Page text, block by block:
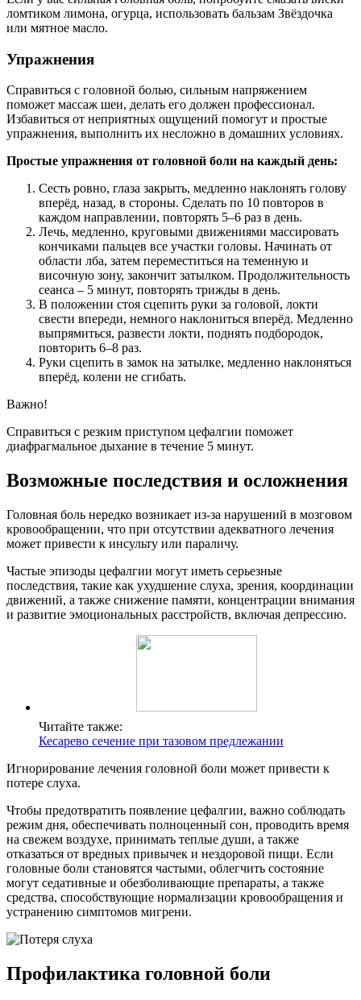
ломтиком лимона, огурца, использовать бальзам Звёздочка
или мятное масло.
Упражнения
Справиться с головной болью, сильным напряжением
поможет массаж шеи, делать его должен профессионал.
Избавиться от неприятных ощущений помогут и простые
упражнения, выполнить их несложно в домашних условиях.
Простые упражнения от головной боли на каждый день:
Сесть ровно, глаза закрыть, медленно наклонять голову
вперёд, назад, в стороны. Сделать по 10 повторов в
каждом направлении, повторять 5–6 раз в день.
Лечь, медленно, круговыми движениями массировать
кончиками пальцев все участки головы. Начинать от
области лба, затем переместиться на теменную и
височную зону, закончит затылком. Продолжительность
сеанса – 5 минут, повторять трижды в день.
В положении стоя сцепить руки за головой, локти
свести впереди, немного наклониться вперёд. Медленно
выпрямиться, развести локти, поднять подбородок,
повторить 6–8 раз.
Руки сцепить в замок на затылке, медленно наклоняться
вперёд, колени не сгибать.
Важно!
Справиться с резким приступом цефалгии поможет
диафрагмальное дыхание в течение 5 минут.
Возможные последствия и осложнения
Головная боль нередко возникает из-за нарушений в мозговом
кровообращении, что при отсутствии адекватного лечения
может привести к инсульту или параличу.
Частые эпизоды цефалгии могут иметь серьезные
последствия, такие как ухудшение слуха, зрения, координации
движений, а также снижение памяти, концентрации внимания
и развитие эмоциональных расстройств, включая депрессию.
Читайте также:
Кесарево сечение при тазовом предлежании
Игнорирование лечения головной боли может привести к
потере слуха.
Чтобы предотвратить появление цефалгии, важно соблюдать
режим дня, обеспечивать полноценный сон, проводить время
на свежем воздухе, принимать теплые души, а также
отказаться от вредных привычек и нездоровой пищи. Если
головные боли становятся частыми, облегчить состояние
могут седативные и обезболивающие препараты, а также
средства, способствующие нормализации кровообращения и
устранению симптомов мигрени.
Профилактика головной боли